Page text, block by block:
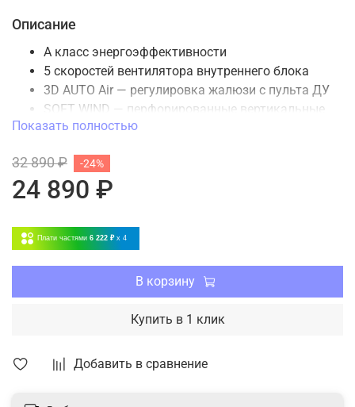
Добавить в сравнение
Описание
А класс энергоэффективности
5 скоростей вентилятора внутреннего блока
3D AUTO Air — регулировка жалюзи с пульта ДУ
SOFT WIND — перфорированные вертикальные
жалюзи для мягкого обдува
LED-дисплей с возможностью отключения
Режим комфортного сна
Работа на нагрев до -15 °С
Шумоизоляция компрессора
повышенной мощности
Показать полностью
32 890 ₽
24 890 ₽
-24%
Плати частями 6 222 ₽ x 4
В корзину
Купить в 1 клик